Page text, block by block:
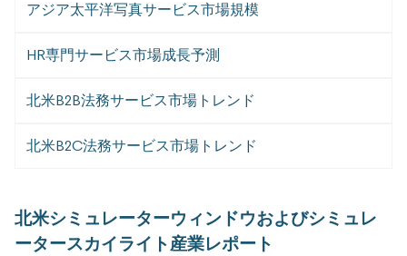
アジア太平洋写真サービス市場規模
HR専門サービス市場成長予測
北米B2B法務サービス市場トレンド
北米B2C法務サービス市場トレンド
北米シミュレーターウィンドウおよびシミュレ
ータースカイライト産業レポート